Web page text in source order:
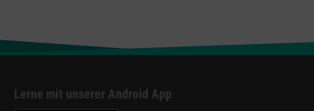
Lerne mit unserer Android App